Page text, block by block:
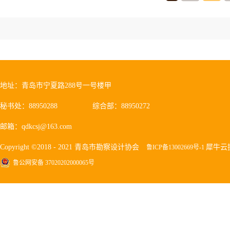
地址：青岛市宁夏路288号一号楼甲
秘书处：88950288 综合部：88950272
邮箱：qdkcsj@163.com
Copyright ©2018 - 2021 青岛市勘察设计协会 鲁ICP备13002669号-1 犀牛云
鲁公网安备 37020202000065号